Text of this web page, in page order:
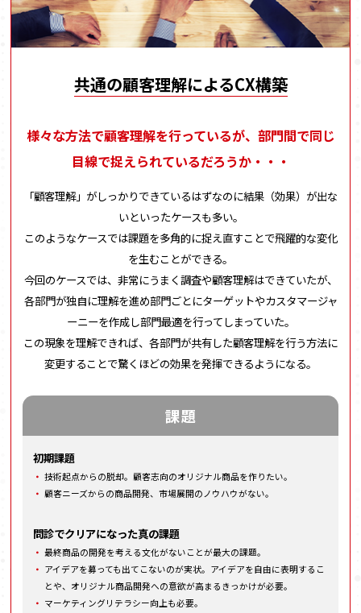
共通の顧客理解によるCX構築
様々な方法で顧客理解を行っているが、部門間で同じ
目線で捉えられているだろうか・・・
「顧客理解」がしっかりできているはずなのに結果（効果）が出な
いといったケースも多い。
このようなケースでは課題を多角的に捉え直すことで飛躍的な変化
を生むことができる。
今回のケースでは、非常にうまく調査や顧客理解はできていたが、
各部門が独自に理解を進め部門ごとにターゲットやカスタマージャ
ーニーを作成し部門最適を行ってしまっていた。
この現象を理解できれば、各部門が共有した顧客理解を行う方法に
変更することで驚くほどの効果を発揮できるようになる。
課題
初期課題
技術起点からの脱却。顧客志向のオリジナル商品を作りたい。
顧客ニーズからの商品開発、市場展開のノウハウがない。
問診でクリアになった真の課題
最終商品の開発を考える文化がないことが最大の課題。
アイデアを募っても出てこないのが実状。アイデアを自由に表明するこ
とや、オリジナル商品開発への意欲が高まるきっかけが必要。
マーケティングリテラシー向上も必要。